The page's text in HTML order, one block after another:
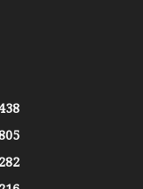
282